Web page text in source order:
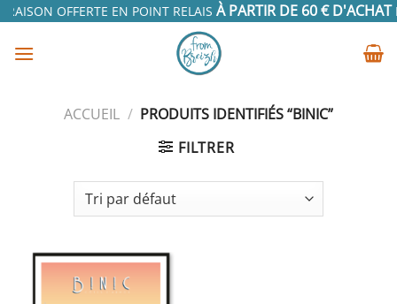
Passer
contenu
OFFERTE EN POINT RELAISÀ PARTIR DE 60 € D'ACHAT
ACCUEIL / PRODUITS IDENTIFIÉS “BINIC”
FILTRER